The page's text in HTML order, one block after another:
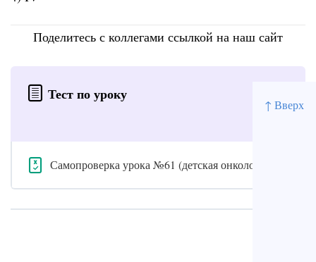
↑ Вверх
Поделитесь с коллегами ссылкой на наш сайт
Тест по уроку
Самопроверка урока №61 (детская онкология)